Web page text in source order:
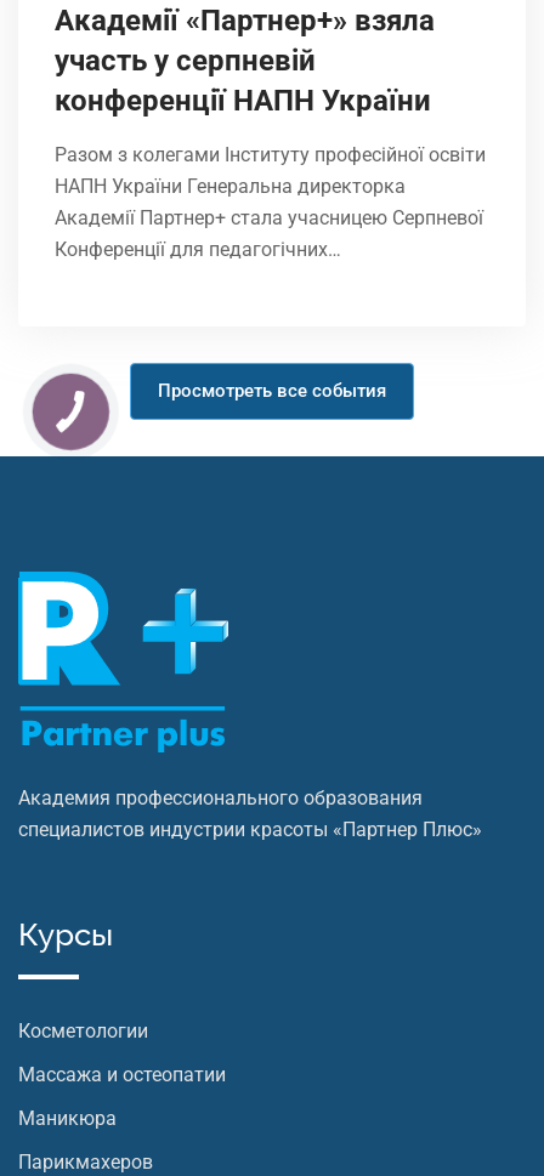
Академії «Партнер+» взяла
участь у серпневій
конференції НАПН України
Разом з колегами Інституту професійної освіти
НАПН України Генеральна директорка
Академії Партнер+ стала учасницею Серпневої
Конференції для педагогічних…
Просмотреть все события
Академия профессионального образования
специалистов индустрии красоты «Партнер Плюс»
Курсы
Косметологии
Массажа и остеопатии
Маникюра
Парикмахеров